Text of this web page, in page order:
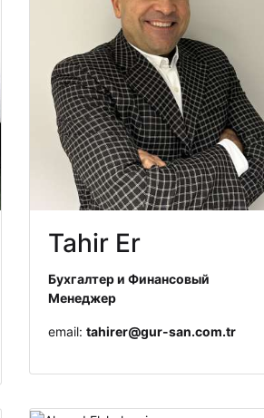
Tahir Er
Бухгалтер и Финансовый
Менеджер
email: tahirer@gur-san.com.tr